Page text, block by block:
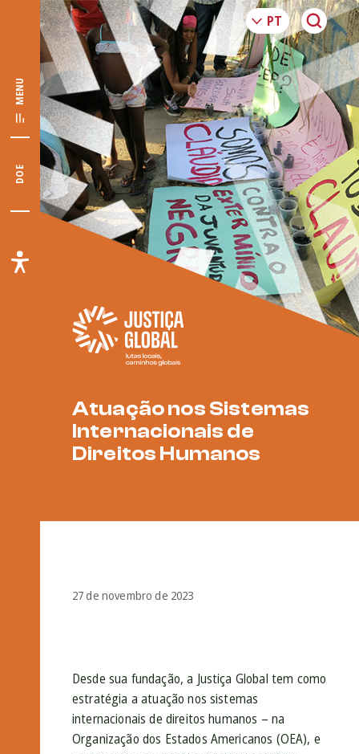
MENU
DOE
Atuação nos Sistemas
Internacionais de
Direitos Humanos
27 de novembro de 2023
Desde sua fundação, a Justiça Global tem como
estratégia a atuação nos sistemas
internacionais de direitos humanos – na
Organização dos Estados Americanos (OEA), e